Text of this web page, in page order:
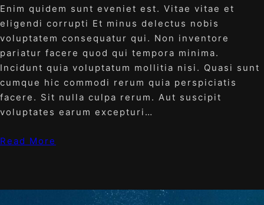
Enim quidem sunt eveniet est. Vitae vitae et
eligendi corrupti Et minus delectus nobis
voluptatem consequatur qui. Non inventore
pariatur facere quod qui tempora minima.
Incidunt quia voluptatum mollitia nisi. Quasi sunt
cumque hic commodi rerum quia perspiciatis
facere. Sit nulla culpa rerum. Aut suscipit
voluptates earum excepturi…
Read More